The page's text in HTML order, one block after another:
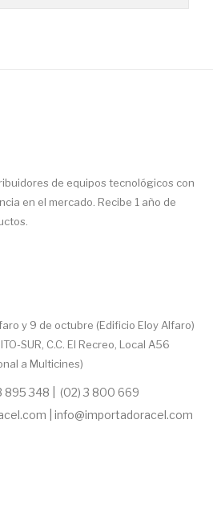
de equipos tecnológicos con
en el mercado. Recibe 1 año de
y 9 de octubre (Edificio Eloy Alfaro)
SUR, C.C. El Recreo, Local A56
a Multicines)
895 348 | (02) 3 800 669
| info@importadoracel.com